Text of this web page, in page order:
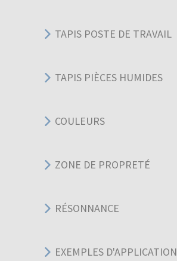
TAPIS POSTE DE TRAVAIL
TAPIS PIÈCES HUMIDES
COULEURS
ZONE DE PROPRETÉ
RÉSONNANCE
EXEMPLES D'APPLICATION